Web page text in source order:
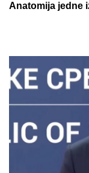
Anatomija jedne